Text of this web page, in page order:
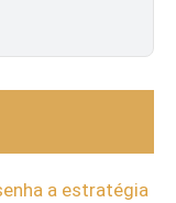
a estratégia